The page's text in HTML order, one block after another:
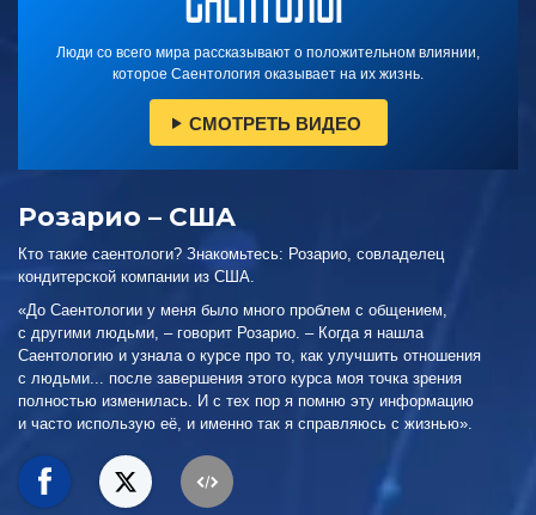
Люди со всего мира рассказывают о положительном влиянии,
которое Саентология оказывает на их жизнь.
СМОТРЕТЬ ВИДЕО
Розарио – США
Кто такие саентологи? Знакомьтесь: Розарио, совладелец
кондитерской компании из США.
«До Саентологии у меня было много проблем с общением,
с другими людьми, – говорит Розарио. – Когда я нашла
Саентологию и узнала о курсе про то, как улучшить отношения
с людьми... после завершения этого курса моя точка зрения
полностью изменилась. И с тех пор я помню эту информацию
и часто использую её, и именно так я справляюсь с жизнью».